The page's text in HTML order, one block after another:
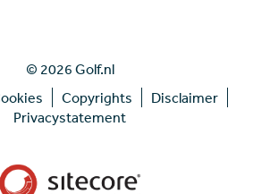
© 2026 Golf.nl
Copyrights
Disclaimer
Privacystatement